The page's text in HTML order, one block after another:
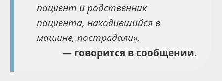
пациент и родственник
пациента, находившийся в
машине, пострадали»,
— говорится в сообщении.